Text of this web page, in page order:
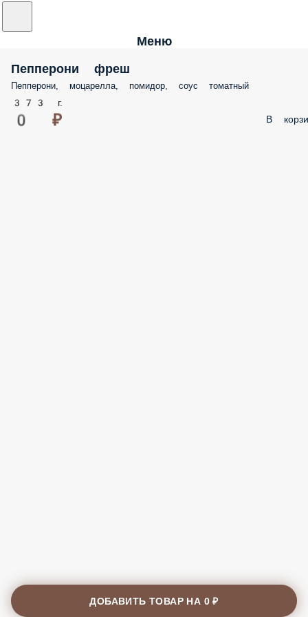
Меню
Пепперони фреш
Пепперони, моцарелла, помидор, соус томатный
373 г.
0 ₽ В
ДОБАВИТЬ ТОВАР НА 0 ₽